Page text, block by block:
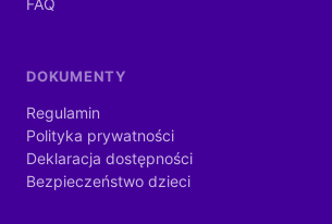
DOKUMENTY
Regulamin
Polityka prywatności
Deklaracja dostępności
Bezpieczeństwo dzieci